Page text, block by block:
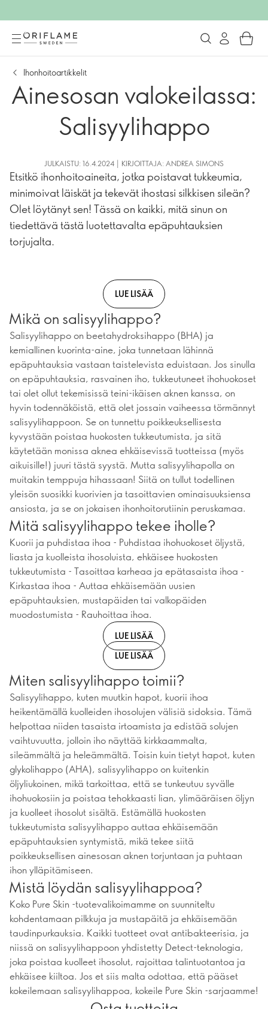
Ihonhoitoartikkelit
Ainesosan valokeilassa:
Salisyylihappo
JULKAISTU: 16.4.2024 | KIRJOITTAJA: ANDREA SIMONS
Etsitkö ihonhoitoaineita, jotka poistavat tukkeumia,
minimoivat läiskät ja tekevät ihostasi silkkisen sileän?
Olet löytänyt sen! Tässä on kaikki, mitä sinun on
tiedettävä tästä luotettavalta epäpuhtauksien
torjujalta.
LUE LISÄÄ
Mikä on salisyylihappo?
Salisyylihappo on beetahydroksihappo (BHA) ja
kemiallinen kuorinta-aine, joka tunnetaan lähinnä
epäpuhtauksia vastaan taistelevista eduistaan. Jos sinulla
on epäpuhtauksia, rasvainen iho, tukkeutuneet ihohuokoset
tai olet ollut tekemisissä teini-ikäisen aknen kanssa, on
hyvin todennäköistä, että olet jossain vaiheessa törmännyt
salisyylihappoon. Se on tunnettu poikkeuksellisesta
kyvystään poistaa huokosten tukkeutumista, ja sitä
käytetään monissa aknea ehkäisevissä tuotteissa (myös
aikuisille!) juuri tästä syystä. Mutta salisyylihapolla on
muitakin temppuja hihassaan! Siitä on tullut todellinen
yleisön suosikki kuorivien ja tasoittavien ominaisuuksiensa
ansiosta, ja se on jokaisen ihonhoitorutiinin peruskamaa.
Mitä salisyylihappo tekee iholle?
Kuorii ja puhdistaa ihoa - Puhdistaa ihohuokoset öljystä,
liasta ja kuolleista ihosoluista, ehkäisee huokosten
tukkeutumista - Tasoittaa karheaa ja epätasaista ihoa -
Kirkastaa ihoa - Auttaa ehkäisemään uusien
epäpuhtauksien, mustapäiden tai valkopäiden
muodostumista - Rauhoittaa ihoa.
LUE LISÄÄ
LUE LISÄÄ
Miten salisyylihappo toimii?
Salisyylihappo, kuten muutkin hapot, kuorii ihoa
heikentämällä kuolleiden ihosolujen välisiä sidoksia. Tämä
helpottaa niiden tasaista irtoamista ja edistää solujen
vaihtuvuutta, jolloin iho näyttää kirkkaammalta,
sileämmältä ja heleämmältä. Toisin kuin tietyt hapot, kuten
glykolihappo (AHA), salisyylihappo on kuitenkin
öljyliukoinen, mikä tarkoittaa, että se tunkeutuu syvälle
ihohuokosiin ja poistaa tehokkaasti lian, ylimääräisen öljyn
ja kuolleet ihosolut sisältä. Estämällä huokosten
tukkeutumista salisyylihappo auttaa ehkäisemään
epäpuhtauksien syntymistä, mikä tekee siitä
poikkeuksellisen ainesosan aknen torjuntaan ja puhtaan
ihon ylläpitämiseen.
Mistä löydän salisyylihappoa?
Koko Pure Skin -tuotevalikoimamme on suunniteltu
kohdentamaan pilkkuja ja mustapäitä ja ehkäisemään
taudinpurkauksia. Kaikki tuotteet ovat antibakteerisia, ja
niissä on salisyylihappoon yhdistetty Detect-teknologia,
joka poistaa kuolleet ihosolut, rajoittaa talintuotantoa ja
ehkäisee kiiltoa. Jos et siis malta odottaa, että pääset
kokeilemaan salisyylihappoa, kokeile Pure Skin -sarjaamme!